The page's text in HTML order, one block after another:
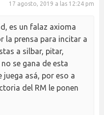
17 agosto, 2019 a las 12:24 pm
es un falaz axioma
la prensa para incitar a
a silbar, pitar,
se gana de esta
juega asá, por eso a
del RM le ponen